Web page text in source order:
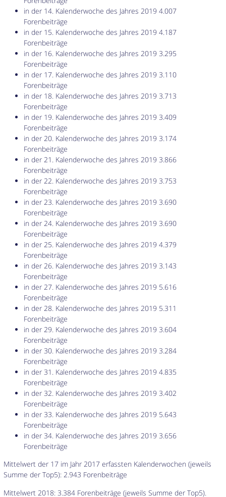
in der 14. Kalenderwoche des Jahres 2019 4.007
Forenbeiträge
in der 15. Kalenderwoche des Jahres 2019 4.187
Forenbeiträge
in der 16. Kalenderwoche des Jahres 2019 3.295
Forenbeiträge
in der 17. Kalenderwoche des Jahres 2019 3.110
Forenbeiträge
in der 18. Kalenderwoche des Jahres 2019 3.713
Forenbeiträge
in der 19. Kalenderwoche des Jahres 2019 3.409
Forenbeiträge
in der 20. Kalenderwoche des Jahres 2019 3.174
Forenbeiträge
in der 21. Kalenderwoche des Jahres 2019 3.866
Forenbeiträge
in der 22. Kalenderwoche des Jahres 2019 3.753
Forenbeiträge
in der 23. Kalenderwoche des Jahres 2019 3.690
Forenbeiträge
in der 24. Kalenderwoche des Jahres 2019 3.690
Forenbeiträge
in der 25. Kalenderwoche des Jahres 2019 4.379
Forenbeiträge
in der 26. Kalenderwoche des Jahres 2019 3.143
Forenbeiträge
in der 27. Kalenderwoche des Jahres 2019 5.616
Forenbeiträge
in der 28. Kalenderwoche des Jahres 2019 5.311
Forenbeiträge
in der 29. Kalenderwoche des Jahres 2019 3.604
Forenbeiträge
in der 30. Kalenderwoche des Jahres 2019 3.284
Forenbeiträge
in der 31. Kalenderwoche des Jahres 2019 4.835
Forenbeiträge
in der 32. Kalenderwoche des Jahres 2019 3.402
Forenbeiträge
in der 33. Kalenderwoche des Jahres 2019 5.643
Forenbeiträge
in der 34. Kalenderwoche des Jahres 2019 3.656
Forenbeiträge
Mittelwert der 17 im Jahr 2017 erfassten Kalenderwochen (jeweils
Summe der Top5): 2.943 Forenbeiträge
Mittelwert 2018: 3.384 Forenbeiträge (jeweils Summe der Top5).